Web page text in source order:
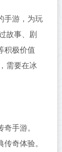
手游，为玩
故事、剧
积极价值
需要在冰
手游。
奇体验。